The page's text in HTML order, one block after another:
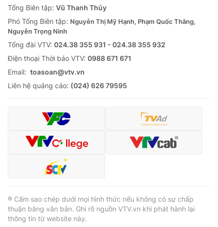
Tổng Biên tập: Vũ Thanh Thủy
Phó Tổng Biên tập: Nguyễn Thị Mỹ Hạnh, Phạm Quốc Thắng,
Nguyễn Trọng Ninh
Tổng đài VTV: 024.38 355 931 - 024.38 355 932
Ðiện thoại Thời báo VTV: 0988 671 671
Email: toasoan@vtv.vn
Liên hệ quảng cáo: (024) 626 79595
® Cấm sao chép dưới mọi hình thức nếu không có sự chấp
thuận bằng văn bản. Ghi rõ nguồn VTV.vn khi phát hành lại
thông tin từ website này.